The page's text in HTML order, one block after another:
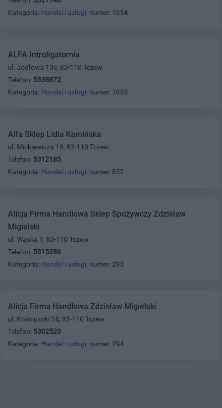
Kategoria: Handel i usługi, numer: 1054
ALFA Introligatornia
ul. Jodłowa 13c, 83-110 Tczew
Telefon: 5338872
Kategoria: Handel i usługi, numer: 1055
Alfa Sklep Lidia Kamińska
ul. Mickiewicza 19, 83-110 Tczew
Telefon: 5312185
Kategoria: Handel i usługi, numer: 852
Alicja Firma Handlowa Sklep Spożywczy Zdzisław
Migielski
ul. Wąska 1, 83-110 Tczew
Telefon: 5315286
Kategoria: Handel i usługi, numer: 293
Alicja Firma Handlowa Zdzisław Migielski
ul. Kościuszki 24, 83-110 Tczew
Telefon: 5302520
Kategoria: Handel i usługi, numer: 294